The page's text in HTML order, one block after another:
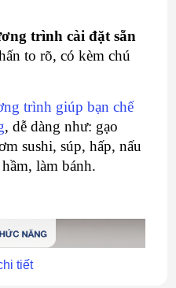
trình cài đặt sẵn
to rõ, có kèm chú
trình giúp bạn chế
, dễ dàng như: gạo
sushi, súp, hấp, nấu
làm bánh.
tiết